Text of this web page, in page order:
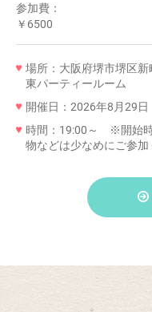
参加費：
￥6500
場所：大阪府堺市堺区
東パーティールーム
開催日：2026年8月29日
時間：19:00～ ※開始
物などは少なめにご参